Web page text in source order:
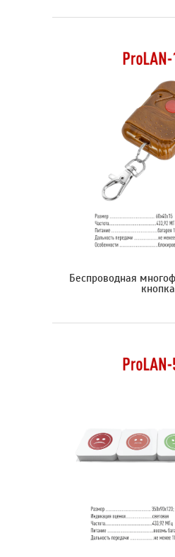
Беспроводная
кнопка